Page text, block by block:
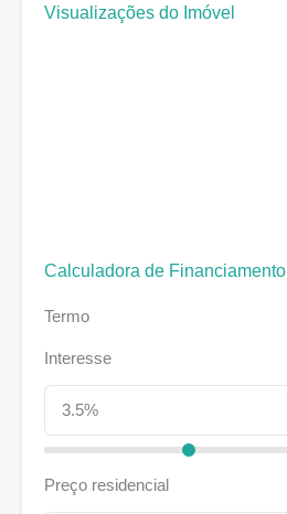
Visualizações do Imóvel
Calculadora de Financiamento
Termo
Interesse
Preço residencial